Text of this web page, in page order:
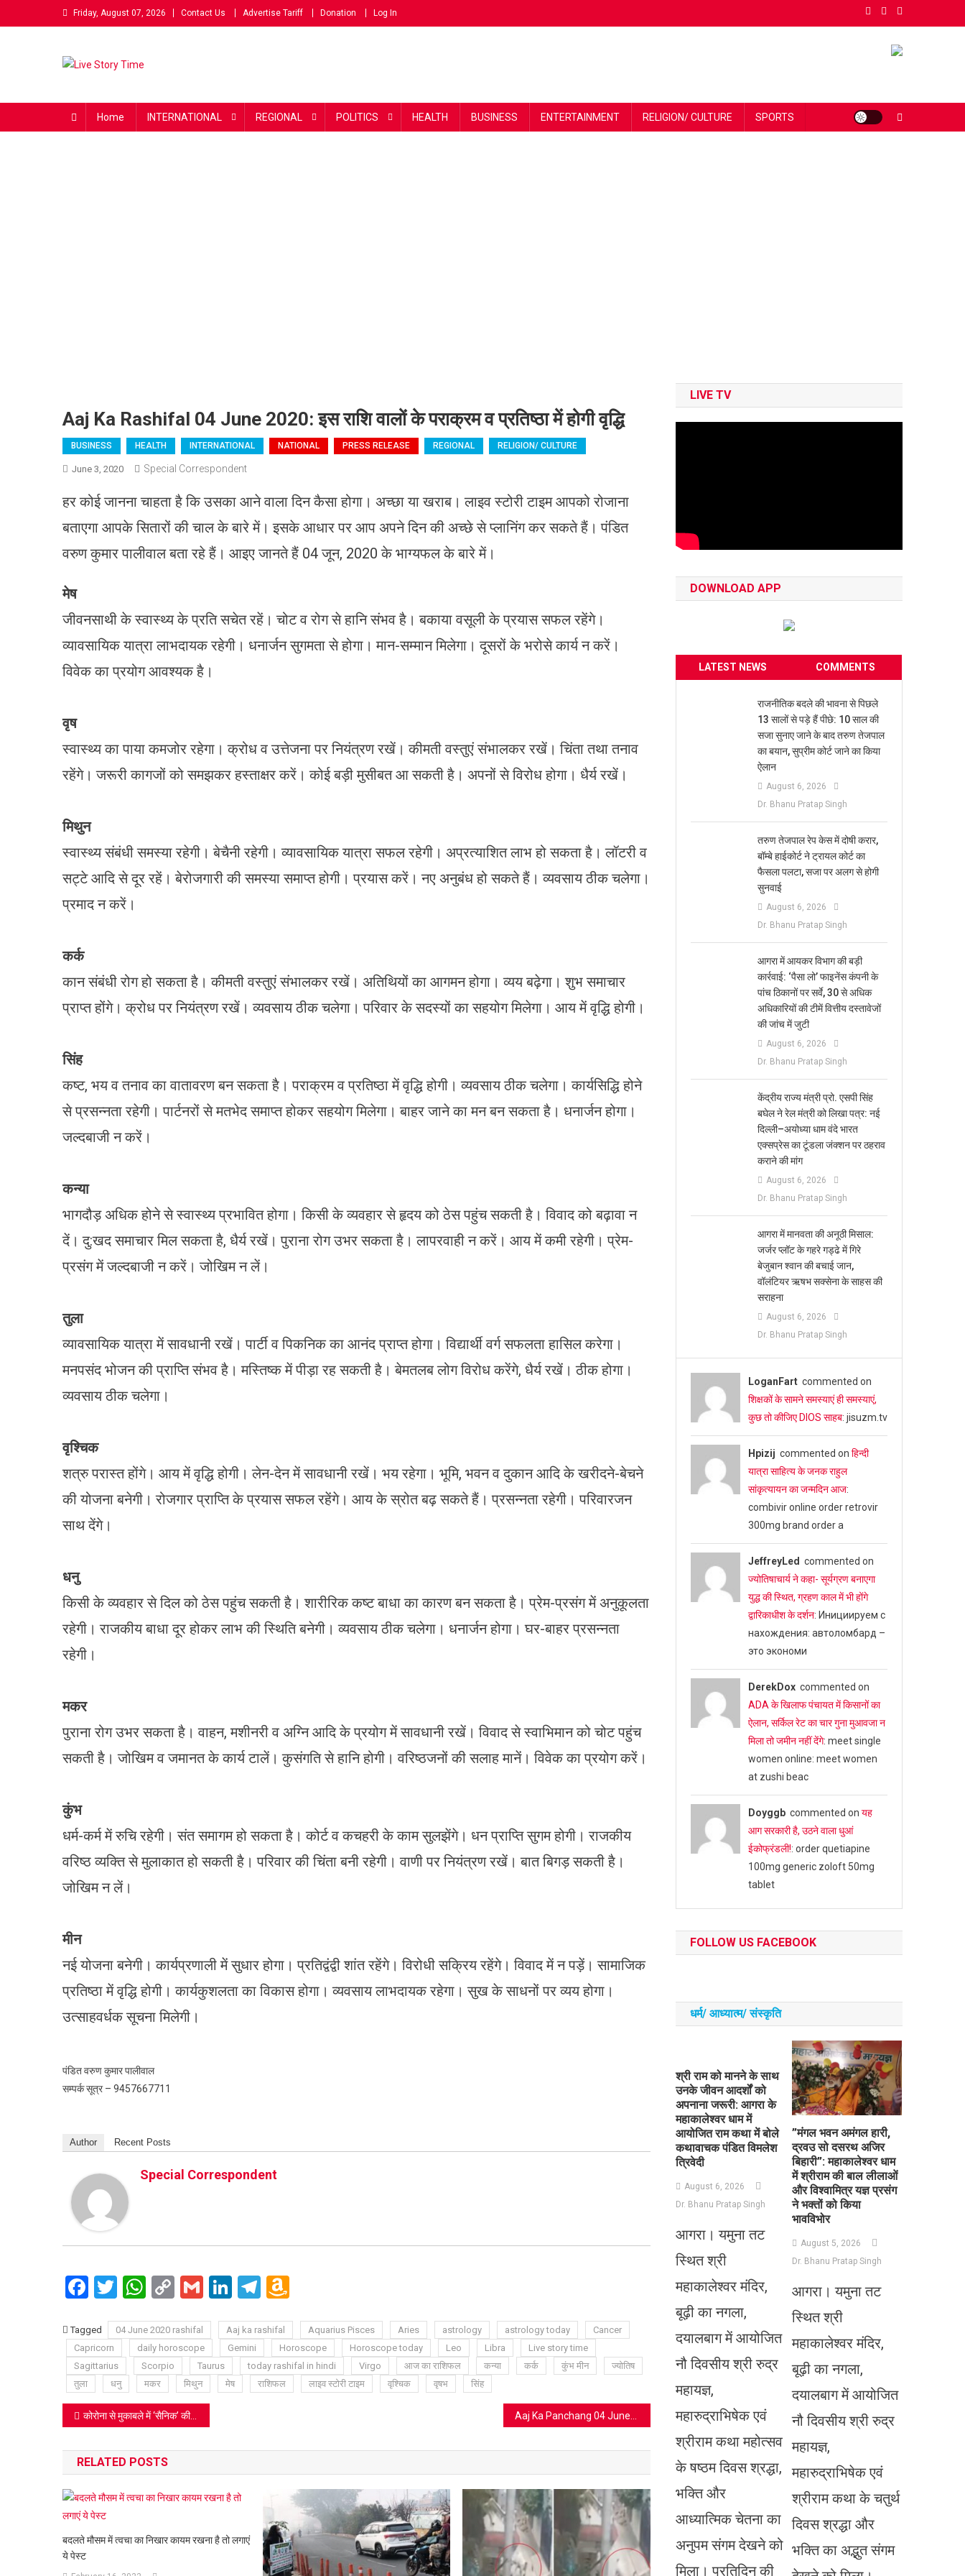
to
Friday, August 07, 2026 Contact Us Advertise Tariff Donation Log In
Home INTERNATIONAL REGIONAL POLITICS HEALTH BUSINESS ENTERTAINMENT RELIGION/ CULTURE SPORTS
Aaj Ka Rashifal 04 June 2020: इस राशि वालों के पराक्रम व प्रतिष्ठा में होगी वृद्धि
BUSINESS HEALTH INTERNATIONAL NATIONAL PRESS RELEASE REGIONAL RELIGION/ CULTURE
June 3, 2020 Special Correspondent
हर कोई जानना चाहता है कि उसका आने वाला दिन कैसा होगा। अच्छा या खराब। लाइव स्टोरी टाइम आपको रोजाना
बताएगा आपके सितारों की चाल के बारे में। इसके आधार पर आप अपने दिन की अच्छे से प्लानिंग कर सकते हैं। पंडित
वरुण कुमार पालीवाल बता रहे हैं। आइए जानते हैं 04 जून, 2020 के भाग्यफल के बारे में।
मेष
जीवनसाथी के स्वास्थ्य के प्रति सचेत रहें। चोट व रोग से हानि संभव है। बकाया वसूली के प्रयास सफल रहेंगे।
व्यावसायिक यात्रा लाभदायक रहेगी। धनार्जन सुगमता से होगा। मान-सम्मान मिलेगा। दूसरों के भरोसे कार्य न करें।
विवेक का प्रयोग आवश्यक है।
वृष
स्वास्थ्य का पाया कमजोर रहेगा। क्रोध व उत्तेजना पर नियंत्रण रखें। कीमती वस्तुएं संभालकर रखें। चिंता तथा तनाव
रहेंगे। जरूरी कागजों को समझकर हस्ताक्षर करें। कोई बड़ी मुसीबत आ सकती है। अपनों से विरोध होगा। धैर्य रखें।
मिथुन
स्वास्थ्य संबंधी समस्या रहेगी। बेचैनी रहेगी। व्यावसायिक यात्रा सफल रहेगी। अप्रत्याशित लाभ हो सकता है। लॉटरी व
सट्टे आदि से दूर रहें। बेरोजगारी की समस्या समाप्त होगी। प्रयास करें। नए अनुबंध हो सकते हैं। व्यवसाय ठीक चलेगा।
प्रमाद न करें।
कर्क
कान संबंधी रोग हो सकता है। कीमती वस्तुएं संभालकर रखें। अतिथियों का आगमन होगा। व्यय बढ़ेगा। शुभ समाचार
प्राप्त होंगे। क्रोध पर नियंत्रण रखें। व्यवसाय ठीक चलेगा। परिवार के सदस्यों का सहयोग मिलेगा। आय में वृद्धि होगी।
सिंह
कष्ट, भय व तनाव का वातावरण बन सकता है। पराक्रम व प्रतिष्ठा में वृद्धि होगी। व्यवसाय ठीक चलेगा। कार्यसिद्धि होने
से प्रसन्नता रहेगी। पार्टनरों से मतभेद समाप्त होकर सहयोग मिलेगा। बाहर जाने का मन बन सकता है। धनार्जन होगा।
जल्दबाजी न करें।
कन्या
भागदौड़ अधिक होने से स्वास्थ्य प्रभावित होगा। किसी के व्यवहार से हृदय को ठेस पहुंच सकती है। विवाद को बढ़ावा न
दें। दु:खद समाचार मिल सकता है, धैर्य रखें। पुराना रोग उभर सकता है। लापरवाही न करें। आय में कमी रहेगी। प्रेम-
प्रसंग में जल्दबाजी न करें। जोखिम न लें।
तुला
व्यावसायिक यात्रा में सावधानी रखें। पार्टी व पिकनिक का आनंद प्राप्त होगा। विद्यार्थी वर्ग सफलता हासिल करेगा।
मनपसंद भोजन की प्राप्ति संभव है। मस्तिष्क में पीड़ा रह सकती है। बेमतलब लोग विरोध करेंगे, धैर्य रखें। ठीक होगा।
व्यवसाय ठीक चलेगा।
वृश्चिक
शत्रु परास्त होंगे। आय में वृद्धि होगी। लेन-देन में सावधानी रखें। भय रहेगा। भूमि, भवन व दुकान आदि के खरीदने-बेचने
की योजना बनेगी। रोजगार प्राप्ति के प्रयास सफल रहेंगे। आय के स्रोत बढ़ सकते हैं। प्रसन्नता रहेगी। परिवारजन
साथ देंगे।
धनु
किसी के व्यवहार से दिल को ठेस पहुंच सकती है। शारीरिक कष्ट बाधा का कारण बन सकता है। प्रेम-प्रसंग में अनुकूलता
रहेगी। राजकीय बाधा दूर होकर लाभ की स्थिति बनेगी। व्यवसाय ठीक चलेगा। धनार्जन होगा। घर-बाहर प्रसन्नता
रहेगी।
मकर
पुराना रोग उभर सकता है। वाहन, मशीनरी व अग्नि आदि के प्रयोग में सावधानी रखें। विवाद से स्वाभिमान को चोट पहुंच
सकती है। जोखिम व जमानत के कार्य टालें। कुसंगति से हानि होगी। वरिष्ठजनों की सलाह मानें। विवेक का प्रयोग करें।
कुंभ
धर्म-कर्म में रुचि रहेगी। संत समागम हो सकता है। कोर्ट व कचहरी के काम सुलझेंगे। धन प्राप्ति सुगम होगी। राजकीय
वरिष्ठ व्यक्ति से मुलाकात हो सकती है। परिवार की चिंता बनी रहेगी। वाणी पर नियंत्रण रखें। बात बिगड़ सकती है।
जोखिम न लें।
मीन
नई योजना बनेगी। कार्यप्रणाली में सुधार होगा। प्रतिद्वंद्वी शांत रहेंगे। विरोधी सक्रिय रहेंगे। विवाद में न पड़ें। सामाजिक
प्रतिष्ठा में वृद्धि होगी। कार्यकुशलता का विकास होगा। व्यवसाय लाभदायक रहेगा। सुख के साधनों पर व्यय होगा।
उत्साहवर्धक सूचना मिलेगी।
पंडित वरुण कुमार पालीवाल
सम्पर्क सूत्र – 9457667711
Author Recent Posts
Special Correspondent
Facebook
Twitter
WhatsApp
CopyGmailLinkedIn
Telegram
List
Tagged 04 June 2020 rashifal Aaj ka rashifal Aquarius Pisces Aries astrology astrology today
Cancer
Capricorn
daily horoscope Gemini Horoscope Horoscope today Leo Libra
Live story time
Sagittarius
Scorpio Taurus today rashifal in hindi Virgo आज का राशिफल कन्या कर्क कुंभ मीन
ज्योतिष
तुला
धनु मकर मिथुन मेष राशिफल लाइव स्टोरी टाइम वृश्चिक वृषभ सिंह
Post
navigation
कोरोना से मुकाबले में ‘सैनिक’ की भूमिका अदा करती है होम्योपैथी दवा
RELATED POSTS
बदलते मौसम में त्वचा का निखार कायम रखना है तो लगाएं
ये पेस्‍ट
LIVE TV
DOWNLOAD APP
LATEST NEWS COMMENTS
राजनीतिक बदले की भावना से पिछले
13 सालों से पड़े हैं पीछे: 10 साल की
सजा सुनाए जाने के बाद तरुण तेजपाल
का बयान, सुप्रीम कोर्ट जाने का किया
ऐलान
August 6, 2026
Dr. Bhanu Pratap Singh
तरुण तेजपाल रेप केस में दोषी करार,
बॉम्बे हाईकोर्ट ने ट्रायल कोर्ट का
फैसला पलटा, सजा पर अलग से होगी
सुनवाई
August 6, 2026
Dr. Bhanu Pratap Singh
आगरा में आयकर विभाग की बड़ी
कार्रवाई: ‘पैसा लो’ फाइनेंस कंपनी के
पांच ठिकानों पर सर्वे, 30 से अधिक
अधिकारियों की टीमें वित्तीय दस्तावेजों
की जांच में जुटी
August 6, 2026
Dr. Bhanu Pratap Singh
केंद्रीय राज्य मंत्री प्रो. एसपी सिंह
बघेल ने रेल मंत्री को लिखा पत्र: नई
दिल्ली–अयोध्या धाम वंदे भारत
एक्सप्रेस का टूंडला जंक्शन पर ठहराव
कराने की मांग
August 6, 2026
Dr. Bhanu Pratap Singh
आगरा में मानवता की अनूठी मिसाल:
जर्जर प्लॉट के गहरे गड्ढे में गिरे
बेजुबान श्वान की बचाई जान,
वॉलंटियर ऋषभ सक्सेना के साहस की
सराहना
August 6, 2026
Dr. Bhanu Pratap Singh
LoganFartcommented on
शिक्षकों के सामने समस्याएं ही समस्याएं,
कुछ तो कीजिए DIOS साहब: jisuzm.tv
Hpizij commented on हिन्दी
यात्रा साहित्य के जनक राहुल
सांकृत्यायन का जन्‍मदिन आज:
combivir online order retrovir
300mg brand order a
JeffreyLed commented on
ज्योतिषाचार्य ने कहा- सूर्यग्रण बनाएगा
युद्ध की स्थित, ग्रहण काल में भी होंगे
द्वारिकाधीश के दर्शन: Инициируем с
нахождения: автоломбард –
это экономи
DerekDoxcommented on
ADA के खिलाफ पंचायत में किसानों का
ऐलान, सर्किल रेट का चार गुना मुआवजा न
मिला तो जमीन नहीं देंगे: meet single
women online: meet women
at zushi beac
Doyggbcommented on यह
आग सरकारी है, उठने वाला धुआं
ईकोफ्रंडली!: order quetiapine
100mg generic zoloft 50mg
tablet
FOLLOW US FACEBOOK
धर्म/ आध्‍यात्‍म/ संस्‍कृति
​श्री राम को मानने के साथ
उनके जीवन आदर्शों को
अपनाना जरूरी: आगरा के
महाकालेश्वर धाम में
आयोजित राम कथा में बोले
कथावाचक पंडित विमलेश
त्रिवेदी
August 6, 2026
Dr. Bhanu Pratap Singh
आगरा। यमुना तट
स्थित श्री
महाकालेश्वर मंदिर,
बूढ़ी का नगला,
दयालबाग में आयोजित
नौ दिवसीय श्री रुद्र
महायज्ञ,
महारुद्राभिषेक एवं
श्रीराम कथा महोत्सव
के षष्ठम दिवस श्रद्धा,
भक्ति और
आध्यात्मिक चेतना का
अनुपम संगम देखने को
मिला। प्रतिदिन की
​”मंगल भवन अमंगल हारी,
द्रवउ सो दसरथ अजिर
बिहारी”: महाकालेश्वर धाम
में श्रीराम की बाल लीलाओं
और विश्वामित्र यज्ञ प्रसंग
ने भक्तों को किया
भावविभोर
August 5, 2026
Dr. Bhanu Pratap Singh
आगरा। यमुना तट
स्थित श्री
महाकालेश्वर मंदिर,
बूढ़ी का नगला,
दयालबाग में आयोजित
नौ दिवसीय श्री रुद्र
महायज्ञ,
महारुद्राभिषेक एवं
श्रीराम कथा के चतुर्थ
दिवस श्रद्धा और
भक्ति का अद्भुत संगम